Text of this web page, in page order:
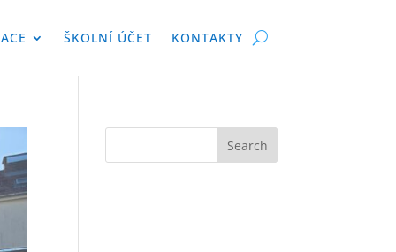
ŠKOLNÍ ÚČET KONTAKTY